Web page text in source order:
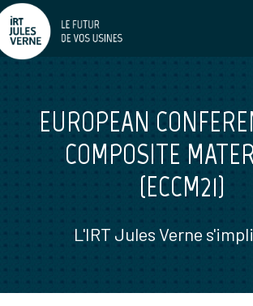
EUROPEAN
COMPOSITE
(ECCM21)
L'IRT Jules Verne